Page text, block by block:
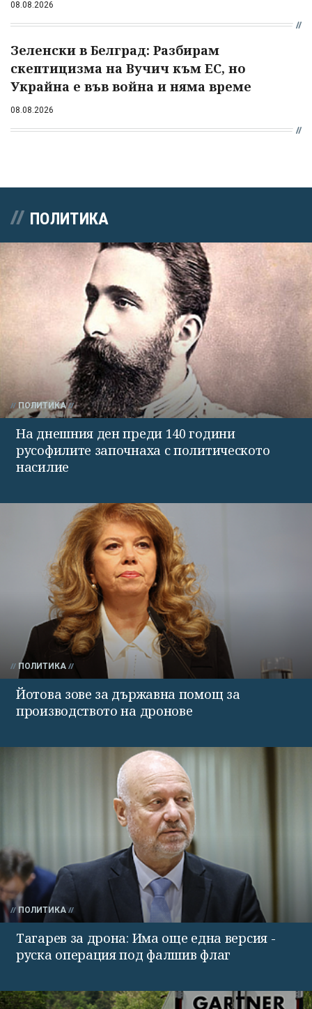
08.08.2026
Зеленски в Белград: Разбирам
скептицизма на Вучич към ЕС, но
Украйна е във война и няма време
08.08.2026
ПОЛИТИКА
ПОЛИТИКА
На днешния ден преди 140 години
русофилите започнаха с политическото
насилие
ПОЛИТИКА
Йотова зове за държавна помощ за
производството на дронове
ПОЛИТИКА
Тагарев за дрона: Има още една версия -
руска операция под фалшив флаг